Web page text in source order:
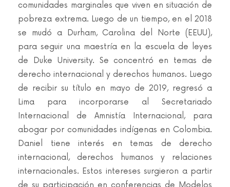
comunidades marginales que viven en situación de
pobreza extrema. Luego de un tiempo, en el 2018
se mudó a Durham, Carolina del Norte (EEUU),
para seguir una maestría en la escuela de leyes
de Duke University. Se concentró en temas de
derecho internacional y derechos humanos. Luego
de recibir su título en mayo de 2019, regresó a
Lima para incorporarse al Secretariado
Internacional de Amnistía Internacional, para
abogar por comunidades indígenas en Colombia.
Daniel tiene interés en temas de derecho
internacional, derechos humanos y relaciones
internacionales. Estos intereses surgieron a partir